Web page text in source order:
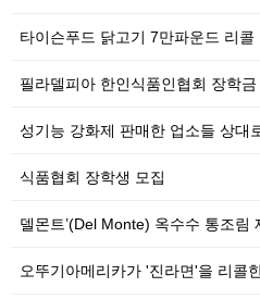
타이슨푸드 닭고기 7만파운드 리콜
필라델피아 한인식품인협회 장학금
성기능 강화제 판매한 업소들 상대
식품협회 장학생 모집
델몬트’(Del Monte) 옥수수 통조림
오뚜기아메리카가 '진라면'을 리콜